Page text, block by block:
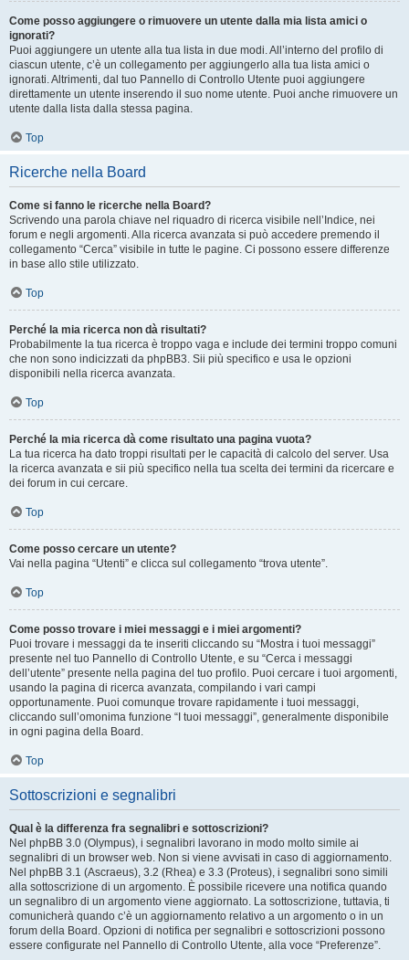
Come posso aggiungere o rimuovere un utente dalla mia lista amici o
ignorati?
Puoi aggiungere un utente alla tua lista in due modi. All’interno del profilo di
ciascun utente, c’è un collegamento per aggiungerlo alla tua lista amici o
ignorati. Altrimenti, dal tuo Pannello di Controllo Utente puoi aggiungere
direttamente un utente inserendo il suo nome utente. Puoi anche rimuovere un
utente dalla lista dalla stessa pagina.
Top
Ricerche nella Board
Come si fanno le ricerche nella Board?
Scrivendo una parola chiave nel riquadro di ricerca visibile nell’Indice, nei
forum e negli argomenti. Alla ricerca avanzata si può accedere premendo il
collegamento “Cerca” visibile in tutte le pagine. Ci possono essere differenze
in base allo stile utilizzato.
Top
Perché la mia ricerca non dà risultati?
Probabilmente la tua ricerca è troppo vaga e include dei termini troppo comuni
che non sono indicizzati da phpBB3. Sii più specifico e usa le opzioni
disponibili nella ricerca avanzata.
Top
Perché la mia ricerca dà come risultato una pagina vuota?
La tua ricerca ha dato troppi risultati per le capacità di calcolo del server. Usa
la ricerca avanzata e sii più specifico nella tua scelta dei termini da ricercare e
dei forum in cui cercare.
Top
Come posso cercare un utente?
Vai nella pagina “Utenti” e clicca sul collegamento “trova utente”.
Top
Come posso trovare i miei messaggi e i miei argomenti?
Puoi trovare i messaggi da te inseriti cliccando su “Mostra i tuoi messaggi”
presente nel tuo Pannello di Controllo Utente, e su “Cerca i messaggi
dell’utente” presente nella pagina del tuo profilo. Puoi cercare i tuoi argomenti,
usando la pagina di ricerca avanzata, compilando i vari campi
opportunamente. Puoi comunque trovare rapidamente i tuoi messaggi,
cliccando sull’omonima funzione “I tuoi messaggi”, generalmente disponibile
in ogni pagina della Board.
Top
Sottoscrizioni e segnalibri
Qual è la differenza fra segnalibri e sottoscrizioni?
Nel phpBB 3.0 (Olympus), i segnalibri lavorano in modo molto simile ai
segnalibri di un browser web. Non si viene avvisati in caso di aggiornamento.
Nel phpBB 3.1 (Ascraeus), 3.2 (Rhea) e 3.3 (Proteus), i segnalibri sono simili
alla sottoscrizione di un argomento. È possibile ricevere una notifica quando
un segnalibro di un argomento viene aggiornato. La sottoscrizione, tuttavia, ti
comunicherà quando c’è un aggiornamento relativo a un argomento o in un
forum della Board. Opzioni di notifica per segnalibri e sottoscrizioni possono
essere configurate nel Pannello di Controllo Utente, alla voce “Preferenze”.